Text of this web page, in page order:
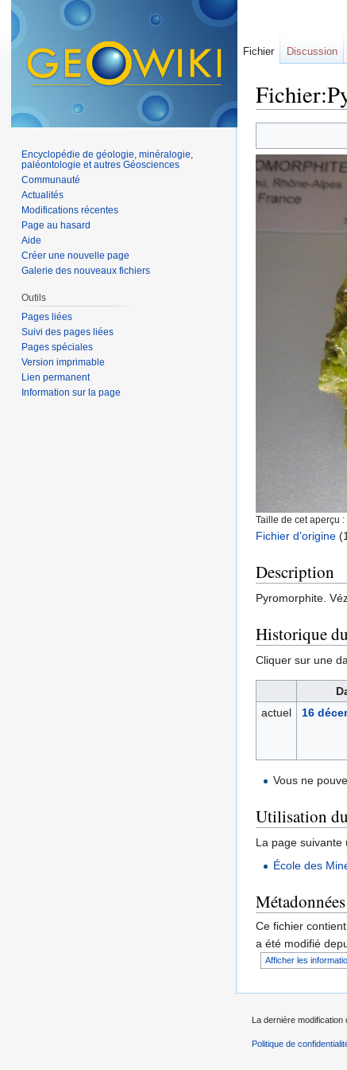
Taille de cet aperçu :
Fichier d’origine
Description
Pyromorphite.
Historique
Cliquer sur une
actuel
16
Vous ne
Utilisation
La page suivante
École des
Métadonnées
Ce fichier
a été modifié
Afficher les
Fichier Discussion
Encyclopédie de géologie, minéralogie,
paléontologie et autres Géosciences
Communauté
Actualités
Modifications récentes
Page au hasard
Aide
Créer une nouvelle page
Galerie des nouveaux fichiers
Outils
Pages liées
Suivi des pages liées
Pages spéciales
Version imprimable
Lien permanent
Information sur la page
La dernière modification
Politique de